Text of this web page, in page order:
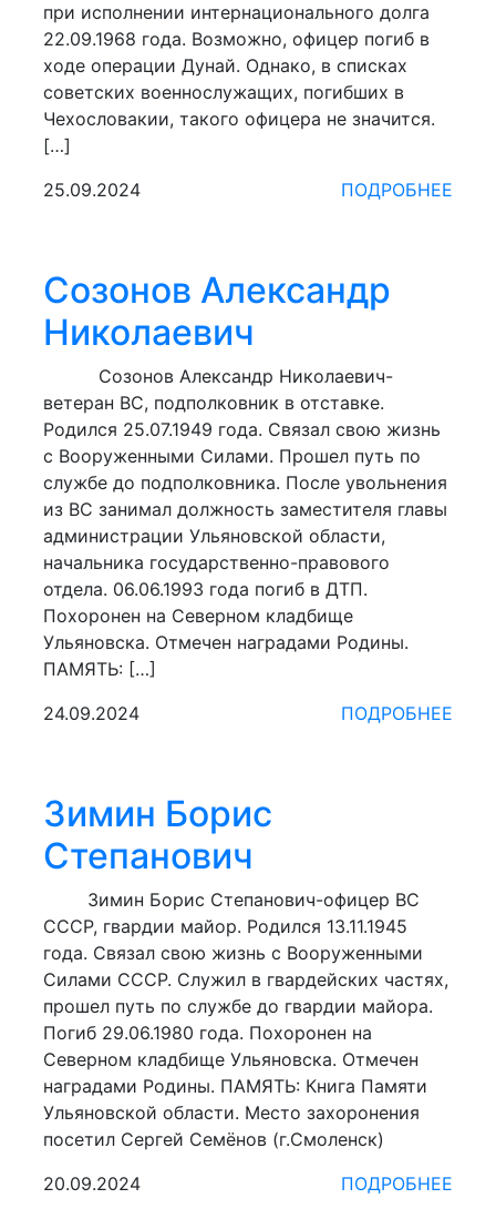
при исполнении интернационального долга
22.09.1968 года. Возможно, офицер погиб в
ходе операции Дунай. Однако, в списках
советских военнослужащих, погибших в
Чехословакии, такого офицера не значится.
[…]
25.09.2024
ПОДРОБНЕЕ
Созонов Александр
Николаевич
Созонов Александр Николаевич-
ветеран ВС, подполковник в отставке.
Родился 25.07.1949 года. Связал свою жизнь
с Вооруженными Силами. Прошел путь по
службе до подполковника. После увольнения
из ВС занимал должность заместителя главы
администрации Ульяновской области,
начальника государственно-правового
отдела. 06.06.1993 года погиб в ДТП.
Похоронен на Северном кладбище
Ульяновска. Отмечен наградами Родины.
ПАМЯТЬ: […]
24.09.2024
ПОДРОБНЕЕ
Зимин Борис
Степанович
Зимин Борис Степанович-офицер ВС
СССР, гвардии майор. Родился 13.11.1945
года. Связал свою жизнь с Вооруженными
Силами СССР. Служил в гвардейских частях,
прошел путь по службе до гвардии майора.
Погиб 29.06.1980 года. Похоронен на
Северном кладбище Ульяновска. Отмечен
наградами Родины. ПАМЯТЬ: Книга Памяти
Ульяновской области. Место захоронения
посетил Сергей Семёнов (г.Смоленск)
20.09.2024
ПОДРОБНЕЕ